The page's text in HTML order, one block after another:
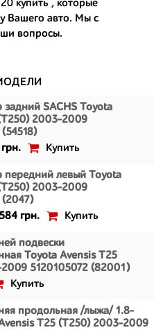
ездили по превосходным
купить , которые
Вашего авто. Мы с
вопросы.
задний SACHS Toyota
2003-2009
Купить
передний левый Toyota
2003-2009
грн. Купить
подвески
Toyota Avensis T25
5120105072 (82001)
Купить
продольная /лыжа/ 1.8-
T25 (T250) 2003-2009